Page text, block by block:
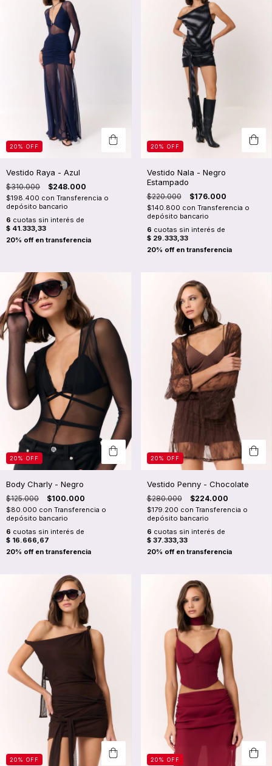
20% OFF
Vestido Raya - Azul
$310.000 $248.000
$198.400 con Transferencia o
depósito bancario
6 cuotas sin interés de
$ 41.333,33
20% OFF
Vestido Nala - Negro
Estampado
$220.000 $176.000
$140.800 con Transferencia o
depósito bancario
6 cuotas sin interés de
$ 29.333,33
20% OFF
Body Charly - Negro
$125.000 $100.000
$80.000 con Transferencia o
depósito bancario
6 cuotas sin interés de
$ 16.666,67
20% OFF
Vestido Penny - Chocolate
$280.000 $224.000
$179.200 con Transferencia o
depósito bancario
6 cuotas sin interés de
$ 37.333,33
20% OFF 20% OFF